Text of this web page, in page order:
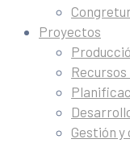
Proyectos
Gestión